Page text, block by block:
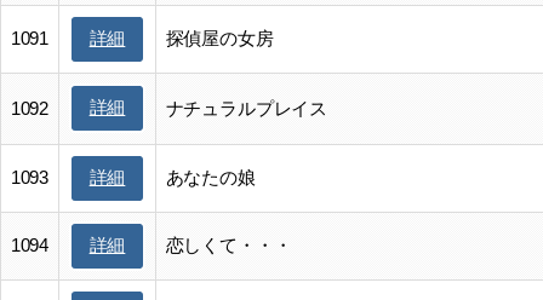
1091 詳細 探偵屋の女房
1092 詳細 ナチュラルプレイス
1093 詳細 あなたの娘
1094 詳細 恋しくて・・・